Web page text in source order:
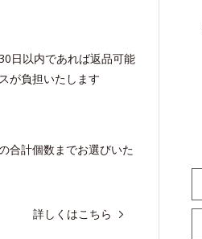
日以内であれば返品可能
が負担いたします
合計個数までお選びいた
詳しくはこちら